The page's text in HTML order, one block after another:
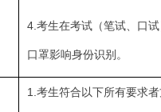
4.考生在考试（笔试、口
口罩影响身份识别。
1.考生符合以下所有要求